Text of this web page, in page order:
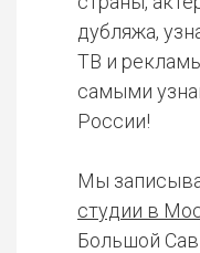
дубляжа,
ТВ и
самыми
России!
Мы
студии в
Большой